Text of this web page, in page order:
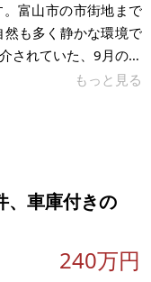
富山市の市街地まで
も多く静かな環境で
されていた、9月のお
人以上が訪れます。
いかと思います。残
す。売買が希望です
もご希望であれば検
もっと見る
、車庫付きの
240万円